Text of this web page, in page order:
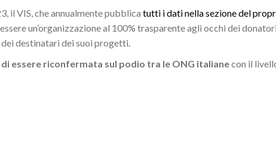
il VIS, che annualmente pubblica tutti i dati nella sezione del
un’organizzazione al 100% trasparente agli occhi dei
destinatari dei suoi progetti.
di essere riconfermata sul podio tra le ONG italianecon il